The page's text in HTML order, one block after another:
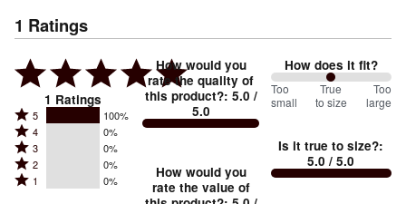
1 Ratings
1 Ratings
Rated
5
stars
by
5 100%
Rated
4
stars
by
4 0%
Rated
3
stars
3 0%
Rated
2
2 0%
Rated
1 0%
How would you
rate the quality of
this product?: 5.0 /
5.0
How would you
rate the value of
How does it fit?
100
between
small
and
Too
small
True
to size
Too
large
Is it true to size?:
5.0 / 5.0